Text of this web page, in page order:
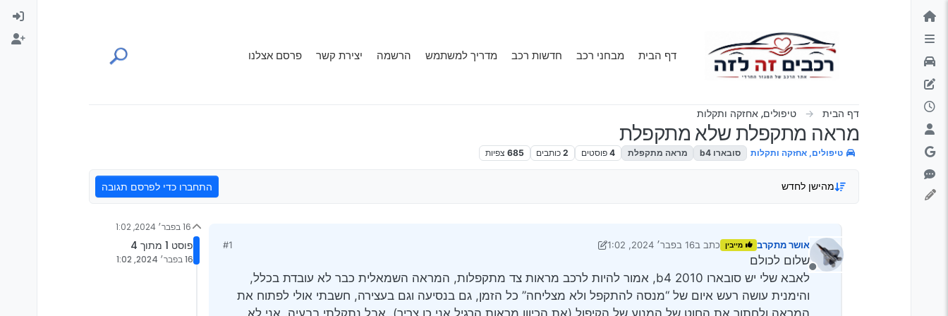
דילוג לתוכן
דף הבית מבחני רכב חדשות רכב מדריך למשתמש הרשמה יצירת קשר פרסם אצלנו
דף הבית טיפולים, אחזקה ותקלות
מראה מתקפלת שלא מתקפלת
טיפולים, אחזקה ותקלות סובארו b4 מראה מתקפלת 4 פוסטים 2 כותבים 685 צפיות
מהישן לחדש התחברו כדי לפרסם תגובה
מנותק
אושר מתקרב מייבין כתב ב16 בפבר׳ 2024, 1:02
נערך לאחרונה על ידי אושר מתקרב
#1
שלום לכולם
לאבא שלי יש סובארו b4 2010, אמור להיות לרכב מראות צד מתקפלות, המראה השמאלית כבר לא עובדת בכלל,
והימנית עושה רעש איום של ‘‘מנסה להתקפל ולא מצליחה’’ כל הזמן, גם בנסיעה וגם בעצירה, חשבתי אולי לפתוח את
16 בפבר׳ 2024, 1:02
פוסט 1 מתוך 4
16 בפבר׳ 2024, 1:02